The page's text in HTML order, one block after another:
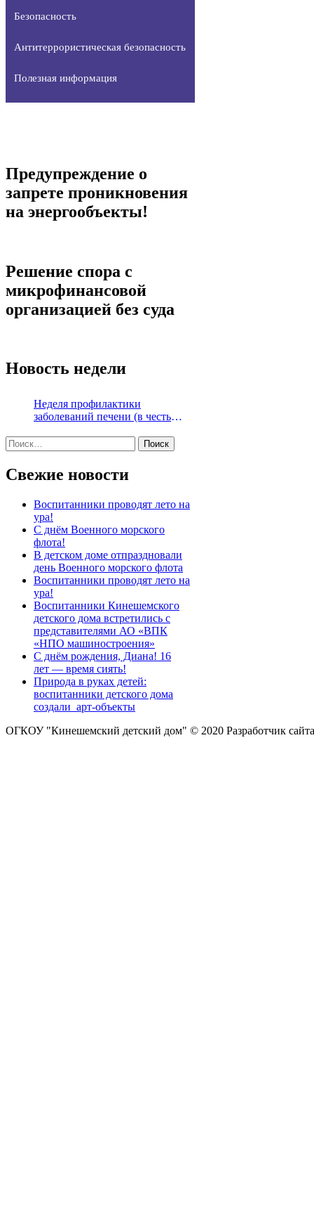
Безопасность
Антитеррористическая безопасность
Полезная информация
Предупреждение о
запрете проникновения
на энергообъекты!
Решение спора с
микрофинансовой
организацией без суда
Новость недели
Неделя профилактики
заболеваний печени (в честь
Найти:
Свежие новости
Воспитанники проводят лето на
ура!
С днём Военного морского
флота!
В детском доме отпраздновали
день Военного морского флота
Воспитанники проводят лето на
ура!
Воспитанники Кинешемского
детского дома встретились с
представителями АО «ВПК
«НПО машиностроения»
С днём рождения, Диана! 16
лет — время сиять!
Природа в руках детей:
воспитанники детского дома
создали арт-объекты
ОГКОУ "Кинешемский детский дом" © 2020 Разработчик